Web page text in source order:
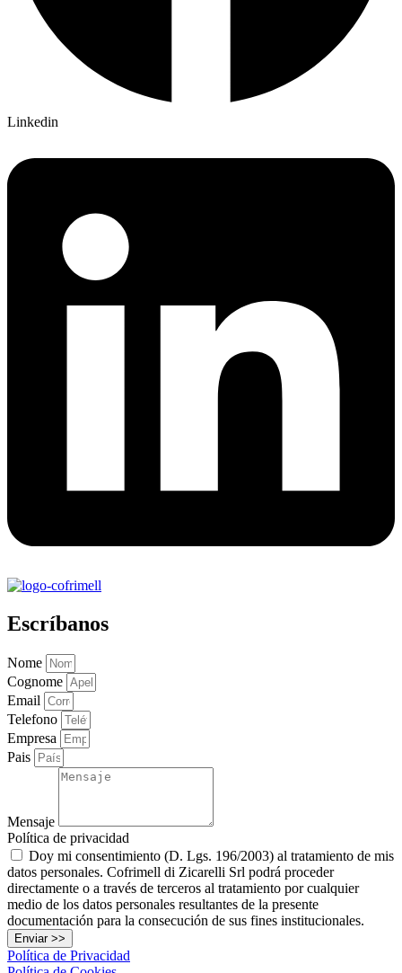
Linkedin
Escríbanos
Nome
Cognome
Email
Telefono
Empresa
Pais
Mensaje
Política de privacidad
Doy mi consentimiento (D. Lgs. 196/2003) al tratamiento de mis
datos personales. Cofrimell di Zicarelli Srl podrá proceder
directamente o a través de terceros al tratamiento por cualquier
medio de los datos personales resultantes de la presente
documentación para la consecución de sus fines institucionales.
Enviar >>
Política de Privacidad